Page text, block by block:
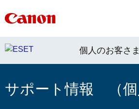
個人のお客さま
サポート情報 （個